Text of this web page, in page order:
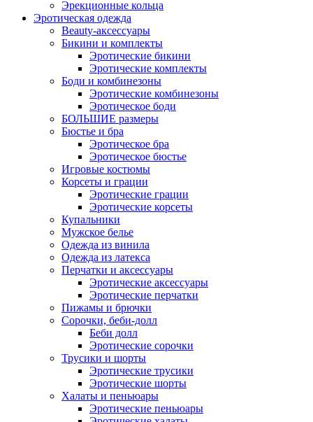
Эрекционные кольца
Эротическая одежда
Beauty-аксессуары
Бикини и комплекты
Эротические бикини
Эротические комплекты
Боди и комбинезоны
Эротические комбинезоны
Эротическое боди
БОЛЬШИЕ размеры
Бюстье и бра
Эротическое бра
Эротическое бюстье
Игровые костюмы
Корсеты и грации
Эротические грации
Эротические корсеты
Купальники
Мужское белье
Одежда из винила
Одежда из латекса
Перчатки и аксессуары
Эротические аксессуары
Эротические перчатки
Пижамы и брючки
Сорочки, беби-долл
Беби долл
Эротические сорочки
Трусики и шорты
Эротические трусики
Эротические шорты
Халаты и пеньюары
Эротические пеньюары